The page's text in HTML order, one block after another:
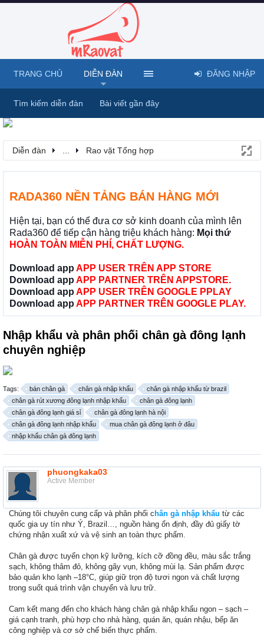
Diễn đàn Rao vặt Tổng hợp
RADA360 NỀN TẢNG BÁN HÀNG MỚI
Hiện tại, bạn có thể đưa cơ sở kinh doanh của mình lên
Rada360 để tiếp cận hàng triệu khách hàng: Mọi thứ
HOÀN TOÀN MIỄN PHÍ, CHẤT LƯỢNG.
Download app APP USER TRÊN APP STORE
Download app APP PARTNER TRÊN APPSTORE.
Download app APP USER TRÊN GOOGLE PPLAY
Download app APP PARTNER TRÊN GOOGLE PLAY.
Nhập khẩu và phân phối chân gà đông lạnh
chuyên nghiệp
Tags: bán chân gà chân gà nhập khẩu
chân gà nhập khẩu từ brazil
chân gà rút xương đông lạnh nhập khẩu
chân gà đông lạnh
chân gà đông lạnh giá sỉ
chân gà đông lạnh hà nội
chân gà đông lạnh nhập khẩu
mua chân gà đông lạnh ở đâu
nhập khẩu chân gà đông lạnh
phuongkaka03
Active Member
Chúng tôi chuyên cung cấp và phân phối c hân gà nhập khẩu từ các
quốc gia uy tín như Ý, Brazil…, nguồn hàng ổn định, đầy đủ giấy tờ
chứng nhận xuất xứ và vệ sinh an toàn thực phẩm.
Chân gà được tuyển chọn kỹ lưỡng, kích cỡ đồng đều, màu sắc trắng
sạch, không thâm đỏ, không gãy vụn, không mùi lạ. Sản phẩm được
bảo quản kho lạnh –18°C, giúp giữ trọn độ tươi ngon và chất lượng
trong suốt quá trình vận chuyển và lưu trữ.
Cam kết mang đến cho khách hàng chân gà nhập khẩu ngon – sạch –
giá cạnh tranh, phù hợp cho nhà hàng, quán ăn, quán nhậu, bếp ăn
công nghiệp và cơ sở chế biến thực phẩm.
TRANG CHỦ DIỄN ĐÀN
Tìm kiếm diễn đàn Bài viết gần đây
ĐĂNG NHẬP